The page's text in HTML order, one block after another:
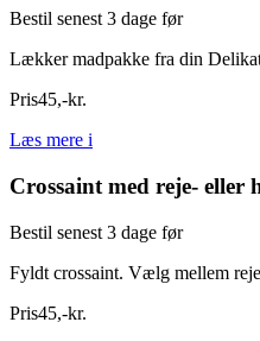
Bestil senest 3 dage før
Lækker madpakke fra din
Pris45,-kr.
Læs mere i
Crossaint med reje- eller
Bestil senest 3 dage før
Fyldt crossaint. Vælg mellem
Pris45,-kr.